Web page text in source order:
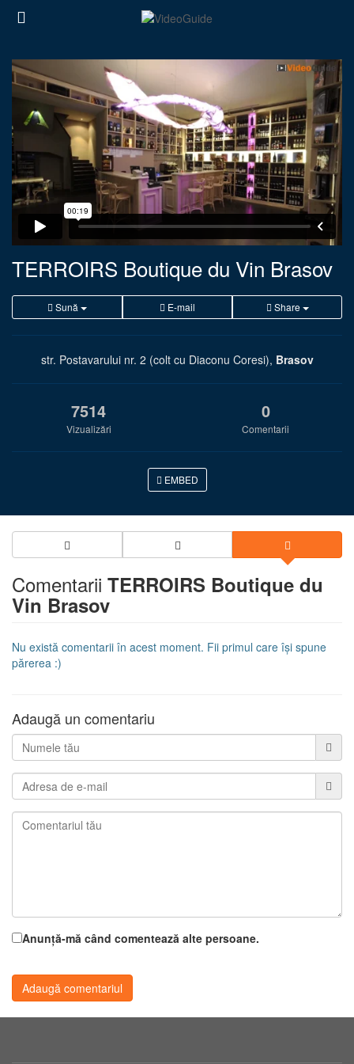
TERROIRS Boutique du Vin Brasov
Sună E-mail Share
str. Postavarului nr. 2 (colt cu Diaconu Coresi), Brasov
7514
Vizualizări
0
Comentarii
EMBED
Comentarii TERROIRS Boutique du
Vin Brasov
Nu există comentarii în acest moment. Fii primul care își spune
părerea :)
Adaugă un comentariu
Anunță-mă când comentează alte persoane.
Adaugă comentariul